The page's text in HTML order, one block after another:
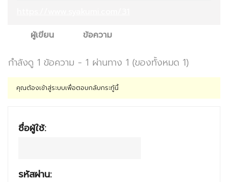
ผู้เขียน
ข้อความ
กำลังดู 1 ข้อความ - 1 ผ่านทาง 1 (ของทั้งหมด 1)
คุณต้องเข้าสู่ระบบเพื่อตอบกลับกระทู้นี้
ชื่อผู้ใช้:
รหัสผ่าน: